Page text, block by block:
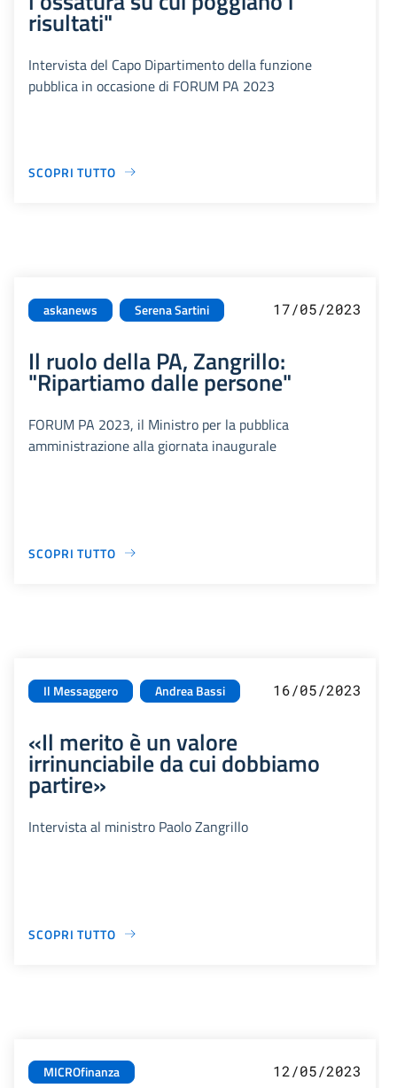
risultati"
Intervista del Capo Dipartimento della funzione
pubblica in occasione di FORUM PA 2023
SCOPRI TUTTO
askanews Serena Sartini 17/05/2023
Il ruolo della PA, Zangrillo:
"Ripartiamo dalle persone"
FORUM PA 2023, il Ministro per la pubblica
amministrazione alla giornata inaugurale
SCOPRI TUTTO
Il Messaggero Andrea Bassi 16/05/2023
«Il merito è un valore
irrinunciabile da cui dobbiamo
partire»
Intervista al ministro Paolo Zangrillo
SCOPRI TUTTO
MICROfinanza
12/05/2023